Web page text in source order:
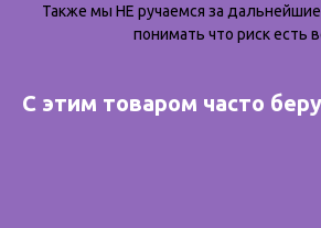
Также мы НЕ ручаемся за
понимать что риск есть
С этим товаром часто